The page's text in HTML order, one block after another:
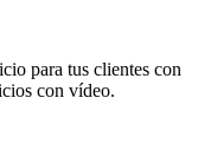
para tus clientes con
con vídeo.